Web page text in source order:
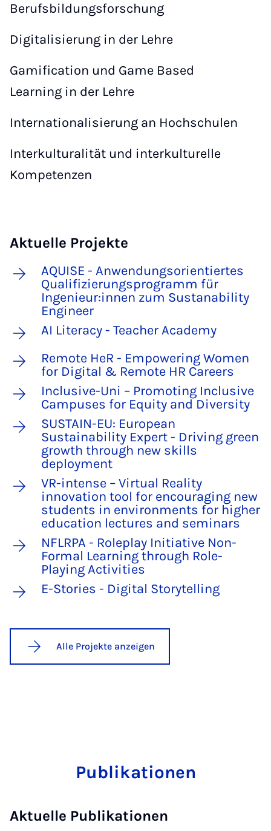
Berufsbildungsforschung
Digitalisierung in der Lehre
Gamification und Game Based
Learning in der Lehre
Internationalisierung an Hochschulen
Interkulturalität und interkulturelle
Kompetenzen
Aktuelle Projekte
AQUISE - Anwendungsorientiertes
Qualifizierungsprogramm für
Ingenieur:innen zum Sustanability
Engineer
AI Literacy - Teacher Academy
Remote HeR - Empowering Women
for Digital & Remote HR Careers
Inclusive-Uni – Promoting Inclusive
Campuses for Equity and Diversity
SUSTAIN-EU: European
Sustainability Expert - Driving green
growth through new skills
deployment
VR-intense – Virtual Reality
innovation tool for encouraging new
students in environments for higher
education lectures and seminars
NFLRPA - Roleplay Initiative Non-
Formal Learning through Role-
Playing Activities
E-Stories - Digital Storytelling
Alle Projekte anzeigen
Publikationen
Aktuelle Publikationen